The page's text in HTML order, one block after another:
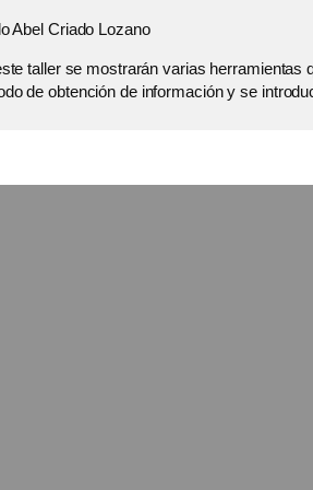
Abel Criado Lozano
taller se mostrarán varias herramientas
de obtención de información y se